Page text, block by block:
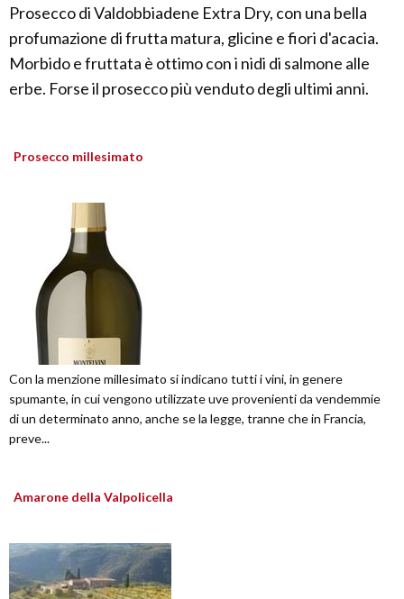
Prosecco di Valdobbiadene Extra Dry, con una bella
profumazione di frutta matura, glicine e fiori d'acacia.
Morbido e fruttata è ottimo con i nidi di salmone alle
erbe. Forse il prosecco più venduto degli ultimi anni.
Prosecco millesimato
Con la menzione millesimato si indicano tutti i vini, in genere
spumante, in cui vengono utilizzate uve provenienti da vendemmie
di un determinato anno, anche se la legge, tranne che in Francia,
preve...
Amarone della Valpolicella